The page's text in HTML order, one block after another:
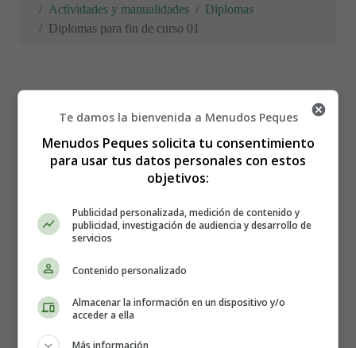
Actividades y manualidades
Diplomas
Diplomas para fin de curso 01
Diplomas para fin de
curso 01
Te damos la bienvenida a Menudos Peques
Menudos Peques solicita tu consentimiento
para usar tus datos personales con estos
objetivos:
Publicidad personalizada, medición de contenido y
publicidad, investigación de audiencia y desarrollo de
servicios
Contenido personalizado
Almacenar la información en un dispositivo y/o
acceder a ella
Más información